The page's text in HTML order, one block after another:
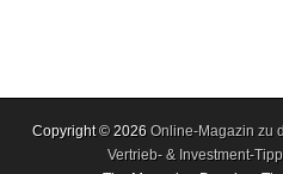
Copyright © 2026 Online-Magazin zu
Vertrieb- & Investment-